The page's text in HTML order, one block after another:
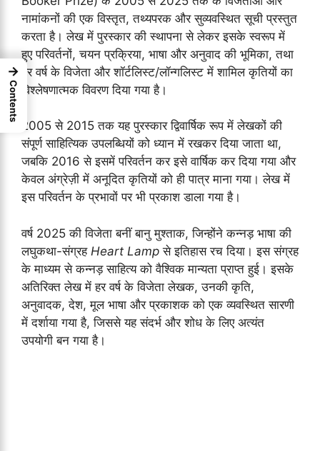
नामांकनों की एक विस्तृत, तथ्यपरक और सुव्यवस्थित सूची प्रस्तुत
करता है। लेख में पुरस्कार की स्थापना से लेकर इसके स्वरूप में
हुए परिवर्तनों, चयन प्रक्रिया, भाषा और अनुवाद की भूमिका, तथा
हर वर्ष के विजेता और शॉर्टलिस्ट/लॉन्गलिस्ट में शामिल कृतियों का
विश्लेषणात्मक विवरण दिया गया है।
2005 से 2015 तक यह पुरस्कार द्विवार्षिक रूप में लेखकों की
संपूर्ण साहित्यिक उपलब्धियों को ध्यान में रखकर दिया जाता था,
जबकि 2016 से इसमें परिवर्तन कर इसे वार्षिक कर दिया गया और
केवल अंग्रेज़ी में अनूदित कृतियों को ही पात्र माना गया। लेख में
इस परिवर्तन के प्रभावों पर भी प्रकाश डाला गया है।
वर्ष 2025 की विजेता बनीं बानु मुश्ताक, जिन्होंने कन्नड़ भाषा की
लघुकथा-संग्रह Heart Lamp से इतिहास रच दिया। इस संग्रह
के माध्यम से कन्नड़ साहित्य को वैश्विक मान्यता प्राप्त हुई। इसके
अतिरिक्त लेख में हर वर्ष के विजेता लेखक, उनकी कृति,
अनुवादक, देश, मूल भाषा और प्रकाशक को एक व्यवस्थित सारणी
में दर्शाया गया है, जिससे यह संदर्भ और शोध के लिए अत्यंत
उपयोगी बन गया है।
→
Contents